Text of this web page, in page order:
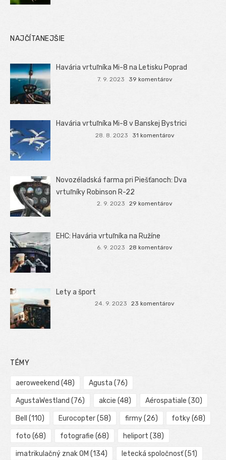
NAJČÍTANEJŠIE
Havária vrtuľníka Mi-8 na Letisku Poprad
7. 9. 2023 39 komentárov
Havária vrtuľníka Mi-8 v Banskej Bystrici
28. 8. 2023 31 komentárov
Novozéladská farma pri Piešťanoch: Dva
vrtuľníky Robinson R-22
2. 9. 2023 29 komentárov
EHC: Havária vrtuľníka na Ružíne
6. 9. 2023 28 komentárov
Lety a šport
24. 9. 2023 23 komentárov
TÉMY
aeroweekend (48) Agusta (76)
AgustaWestland (76) akcie (48) Aérospatiale (30)
Bell (110) Eurocopter(58) firmy(26) fotky(68)
foto (68) fotografie (68) heliport (38)
imatrikulačný znak OM (134) letecká spoločnosť(51)